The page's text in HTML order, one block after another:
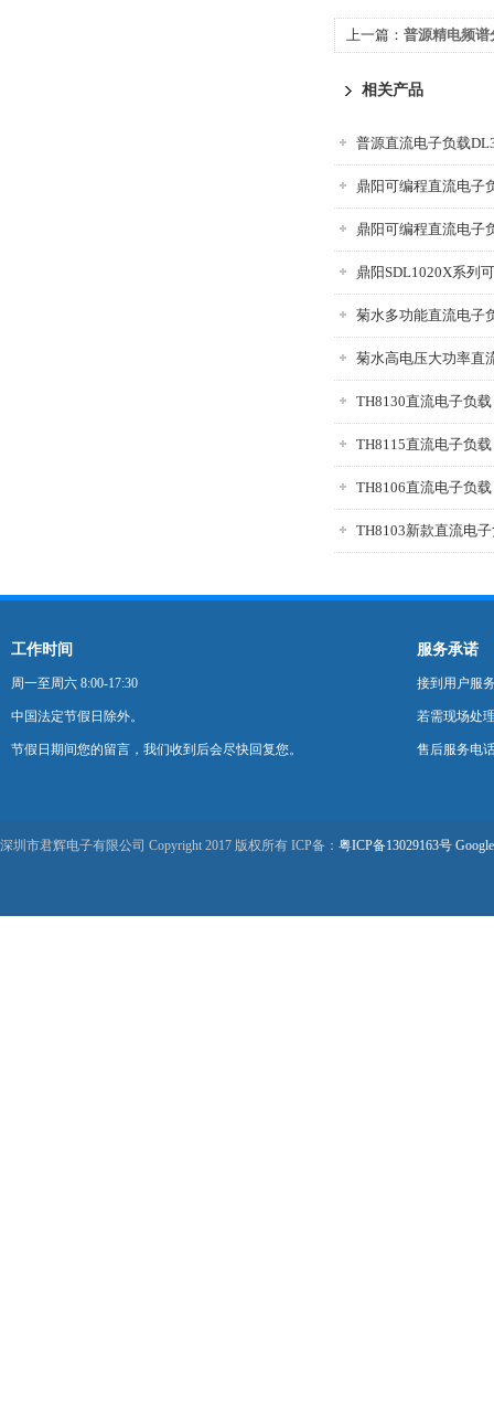
上一篇： 普源精电频谱
相关产品
普源直流电子负载
鼎阳可编程直流电子
鼎阳可编程直流电子
鼎阳SDL1020X系列
TH8130直流电子负载
TH8115直流电子负载
TH8106直流电子负载
TH8103新款直流电
工作时间
周一至周六 8:00-17:30
中国法定节假日除外。
节假日期间您的留言，我们收到后会尽快回复您。
服务承诺
接到用户服
若需现场处
售后服务电
深圳市君辉电子有限公司 Copyright 2017 版权所有 ICP备： 粤ICP备13029163号